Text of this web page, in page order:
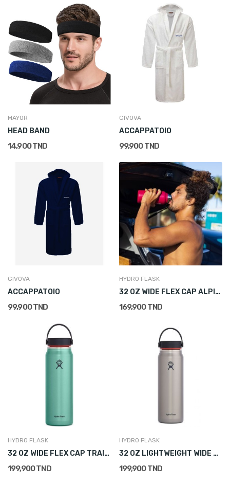
MAYOR
HEAD BAND
14,900 TND
GIVOVA
ACCAPPATOIO
99,900 TND
GIVOVA
ACCAPPATOIO
99,900 TND
HYDRO FLASK
32 OZ WIDE FLEX CAP ALPINE
169,900 TND
HYDRO FLASK
32 OZ WIDE FLEX CAP TRAIL LIGHTWEIGHT
199,900 TND
HYDRO FLASK
32 OZ LIGHTWEIGHT WIDE FLEX CAP SLATE
199,900 TND